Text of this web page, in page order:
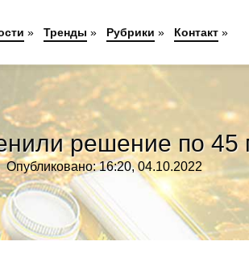
решение по
Опубликовано: 16:20, 04.10.2022
» Тренды » Рубрики » Контакт»